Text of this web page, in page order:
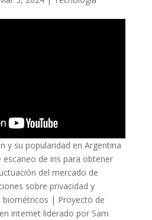
y su popularidad en Argentina
de iris para obtener
del mercado de
sobre privacidad y
biométricos | Proyecto de
internet liderado por Sam